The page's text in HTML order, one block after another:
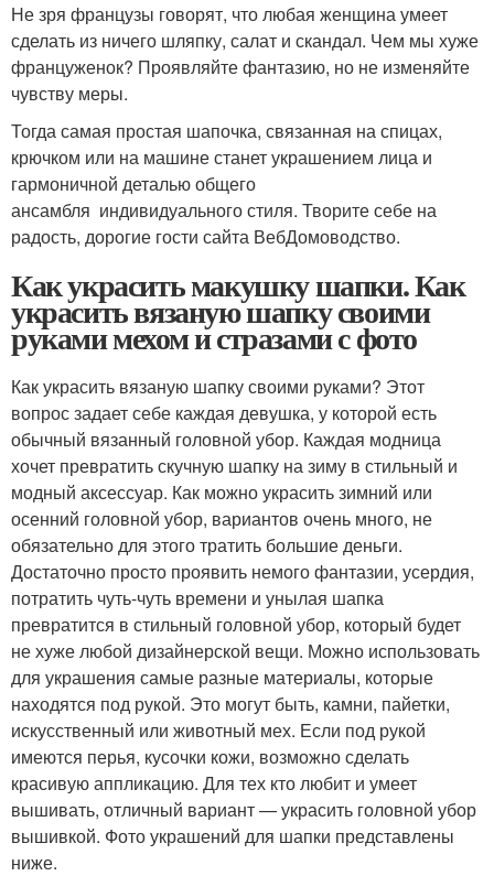
Не зря французы говорят, что любая женщина умеет
сделать из ничего шляпку, салат и скандал. Чем мы хуже
француженок? Проявляйте фантазию, но не изменяйте
чувству меры.
Тогда самая простая шапочка, связанная на спицах,
крючком или на машине станет украшением лица и
гармоничной деталью общего
ансамбля индивидуального стиля. Творите себе на
радость, дорогие гости сайта ВебДомоводство.
Как украсить макушку шапки. Как
украсить вязаную шапку своими
руками мехом и стразами с фото
Как украсить вязаную шапку своими руками? Этот
вопрос задает себе каждая девушка, у которой есть
обычный вязанный головной убор. Каждая модница
хочет превратить скучную шапку на зиму в стильный и
модный аксессуар. Как можно украсить зимний или
осенний головной убор, вариантов очень много, не
обязательно для этого тратить большие деньги.
Достаточно просто проявить немого фантазии, усердия,
потратить чуть-чуть времени и унылая шапка
превратится в стильный головной убор, который будет
не хуже любой дизайнерской вещи. Можно использовать
для украшения самые разные материалы, которые
находятся под рукой. Это могут быть, камни, пайетки,
искусственный или животный мех. Если под рукой
имеются перья, кусочки кожи, возможно сделать
красивую аппликацию. Для тех кто любит и умеет
вышивать, отличный вариант — украсить головной убор
вышивкой. Фото украшений для шапки представлены
ниже.